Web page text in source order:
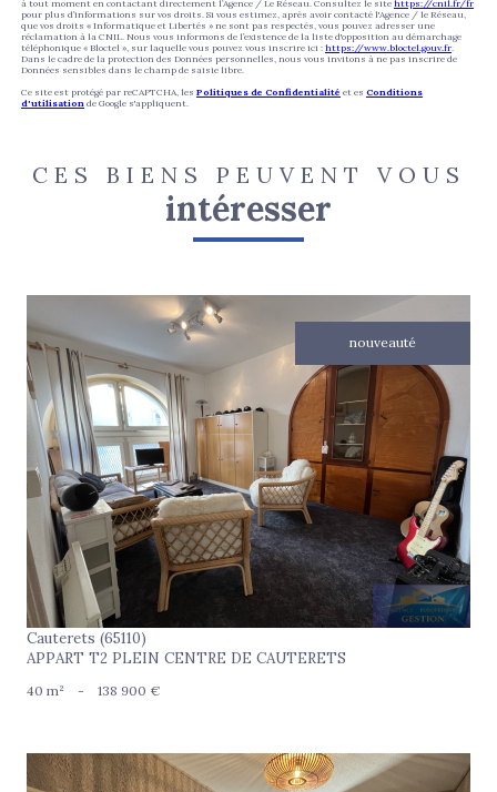
à tout moment en contactant directement l’Agence / Le Réseau. Consultez le site https://cnil.fr/fr
pour plus d’informations sur vos droits. Si vous estimez, après avoir contacté l'Agence / le Réseau,
que vos droits « Informatique et Libertés » ne sont pas respectés, vous pouvez adresser une
réclamation à la CNIL. Nous vous informons de l’existence de la liste d'opposition au démarchage
téléphonique « Bloctel », sur laquelle vous pouvez vous inscrire ici : https://www.bloctel.gouv.fr
Dans le cadre de la protection des Données personnelles, nous vous invitons à ne pas inscrire de
Données sensibles dans le champ de saisie libre.
Ce site est protégé par reCAPTCHA, les Politiques de Confidentialité et es Conditions
d'utilisation de Google s'appliquent.
CES BIENS PEUVENT VOUS
intéresser
nouveauté
voir le bien
Cauterets (65110)
APPART T2 PLEIN CENTRE DE CAUTERETS
40 m² - 138 900 €